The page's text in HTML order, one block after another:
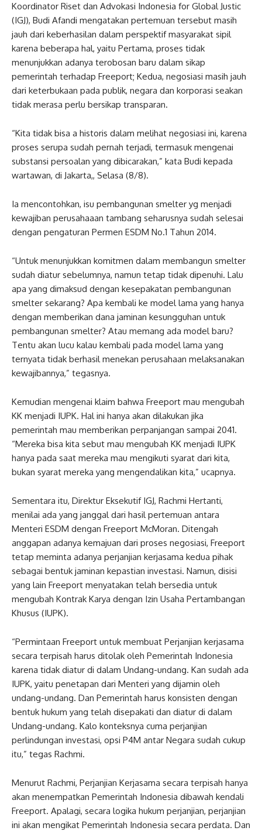
Koordinator Riset dan Advokasi Indonesia for Global Justic
(IGJ), Budi Afandi mengatakan pertemuan tersebut masih
jauh dari keberhasilan dalam perspektif masyarakat sipil
karena beberapa hal, yaitu Pertama, proses tidak
menunjukkan adanya terobosan baru dalam sikap
pemerintah terhadap Freeport; Kedua, negosiasi masih jauh
dari keterbukaan pada publik, negara dan korporasi seakan
tidak merasa perlu bersikap transparan.
“Kita tidak bisa a historis dalam melihat negosiasi ini, karena
proses serupa sudah pernah terjadi, termasuk mengenai
substansi persoalan yang dibicarakan,” kata Budi kepada
wartawan, di Jakarta,, Selasa (8/8).
Ia mencontohkan, isu pembangunan smelter yg menjadi
kewajiban perusahaaan tambang seharusnya sudah selesai
dengan pengaturan Permen ESDM No.1 Tahun 2014.
“Untuk menunjukkan komitmen dalam membangun smelter
sudah diatur sebelumnya, namun tetap tidak dipenuhi. Lalu
apa yang dimaksud dengan kesepakatan pembangunan
smelter sekarang? Apa kembali ke model lama yang hanya
dengan memberikan dana jaminan kesungguhan untuk
pembangunan smelter? Atau memang ada model baru?
Tentu akan lucu kalau kembali pada model lama yang
ternyata tidak berhasil menekan perusahaan melaksanakan
kewajibannya,” tegasnya.
Kemudian mengenai klaim bahwa Freeport mau mengubah
KK menjadi IUPK. Hal ini hanya akan dilakukan jika
pemerintah mau memberikan perpanjangan sampai 2041.
“Mereka bisa kita sebut mau mengubah KK menjadi IUPK
hanya pada saat mereka mau mengikuti syarat dari kita,
bukan syarat mereka yang mengendalikan kita,” ucapnya.
Sementara itu, Direktur Eksekutif IGJ, Rachmi Hertanti,
menilai ada yang janggal dari hasil pertemuan antara
Menteri ESDM dengan Freeport McMoran. Ditengah
anggapan adanya kemajuan dari proses negosiasi, Freeport
tetap meminta adanya perjanjian kerjasama kedua pihak
sebagai bentuk jaminan kepastian investasi. Namun, disisi
yang lain Freeport menyatakan telah bersedia untuk
mengubah Kontrak Karya dengan Izin Usaha Pertambangan
Khusus (IUPK).
“Permintaan Freeport untuk membuat Perjanjian kerjasama
secara terpisah harus ditolak oleh Pemerintah Indonesia
karena tidak diatur di dalam Undang-undang. Kan sudah ada
IUPK, yaitu penetapan dari Menteri yang dijamin oleh
undang-undang. Dan Pemerintah harus konsisten dengan
bentuk hukum yang telah disepakati dan diatur di dalam
Undang-undang. Kalo konteksnya cuma perjanjian
perlindungan investasi, opsi P4M antar Negara sudah cukup
itu,” tegas Rachmi.
Menurut Rachmi, Perjanjian Kerjasama secara terpisah hanya
akan menempatkan Pemerintah Indonesia dibawah kendali
Freeport. Apalagi, secara logika hukum perjanjian, perjanjian
ini akan mengikat Pemerintah Indonesia secara perdata. Dan